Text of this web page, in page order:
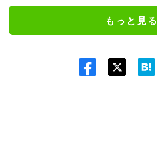
もっと見る